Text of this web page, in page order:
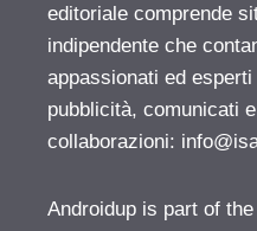
editoriale comprende
indipendente che
appassionati ed
pubblicità, comunicati e
collaborazioni:
Androidup is part of